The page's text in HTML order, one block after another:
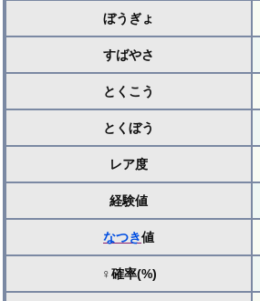
ぼうぎょ
すばやさ
とくこう
とくぼう
レア度
経験値
なつき値
♀確率(%)